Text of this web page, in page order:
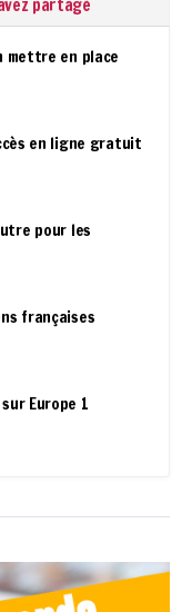
mettre en place
en ligne gratuit
pour les
françaises
Europe 1